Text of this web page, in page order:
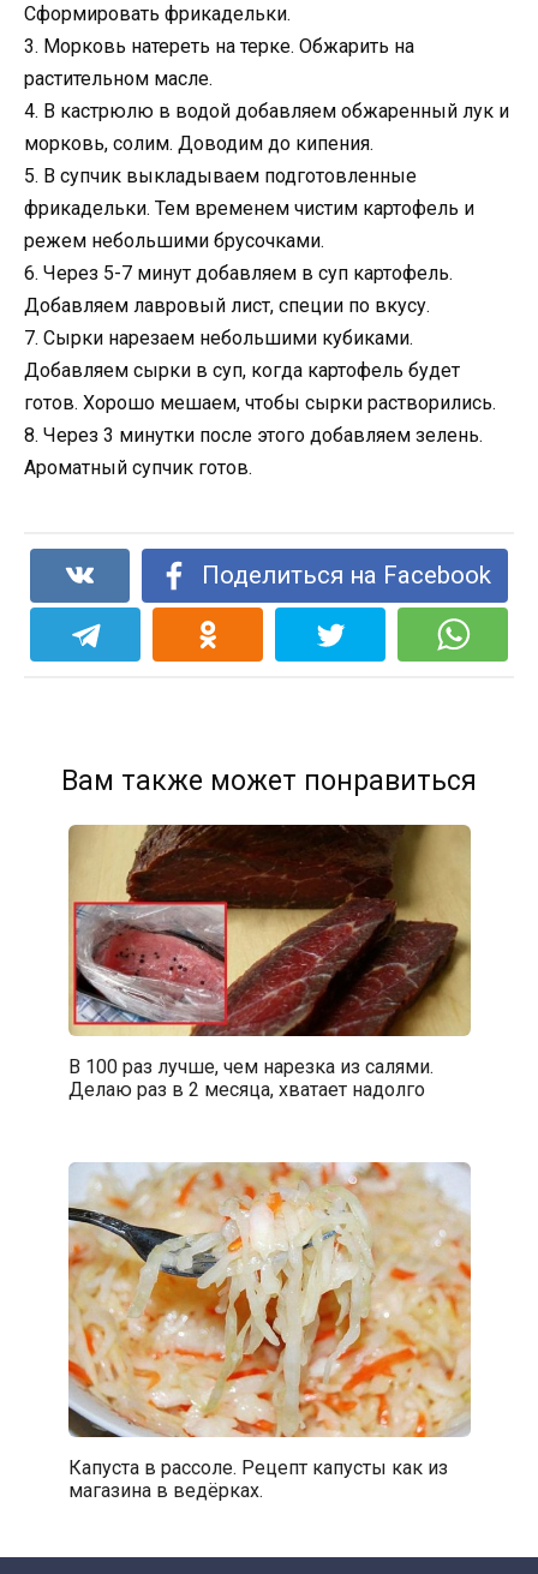
Сформировать фрикадельки.
3. Морковь натереть на терке. Обжарить на
растительном масле.
4. В кастрюлю в водой добавляем обжаренный лук и
морковь, солим. Доводим до кипения.
5. В супчик выкладываем подготовленные
фрикадельки. Тем временем чистим картофель и
режем небольшими брусочками.
6. Через 5-7 минут добавляем в суп картофель.
Добавляем лавровый лист, специи по вкусу.
7. Сырки нарезаем небольшими кубиками.
Добавляем сырки в суп, когда картофель будет
готов. Хорошо мешаем, чтобы сырки растворились.
8. Через 3 минутки после этого добавляем зелень.
Ароматный супчик готов.
Поделиться на Facebook
Вам также может понравиться
В 100 раз лучше, чем нарезка из салями.
Делаю раз в 2 месяца, хватает надолго
Капуста в рассоле. Рецепт капусты как из
магазина в ведёрках.